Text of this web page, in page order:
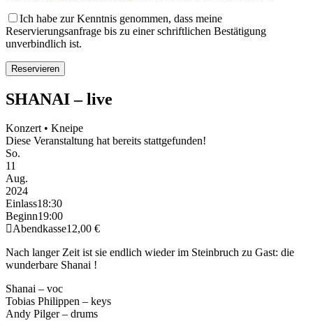
Ich habe zur Kenntnis genommen, dass meine
Reservierungsanfrage bis zu einer schriftlichen Bestätigung
unverbindlich ist.
SHANAI – live
Konzert • Kneipe
Diese Veranstaltung hat bereits stattgefunden!
So.
11
Aug.
2024
Einlass18:30
Beginn19:00
Abendkasse12,00 €
Nach langer Zeit ist sie endlich wieder im Steinbruch zu Gast: die
wunderbare Shanai !
Shanai – voc
Tobias Philippen – keys
Andy Pilger – drums